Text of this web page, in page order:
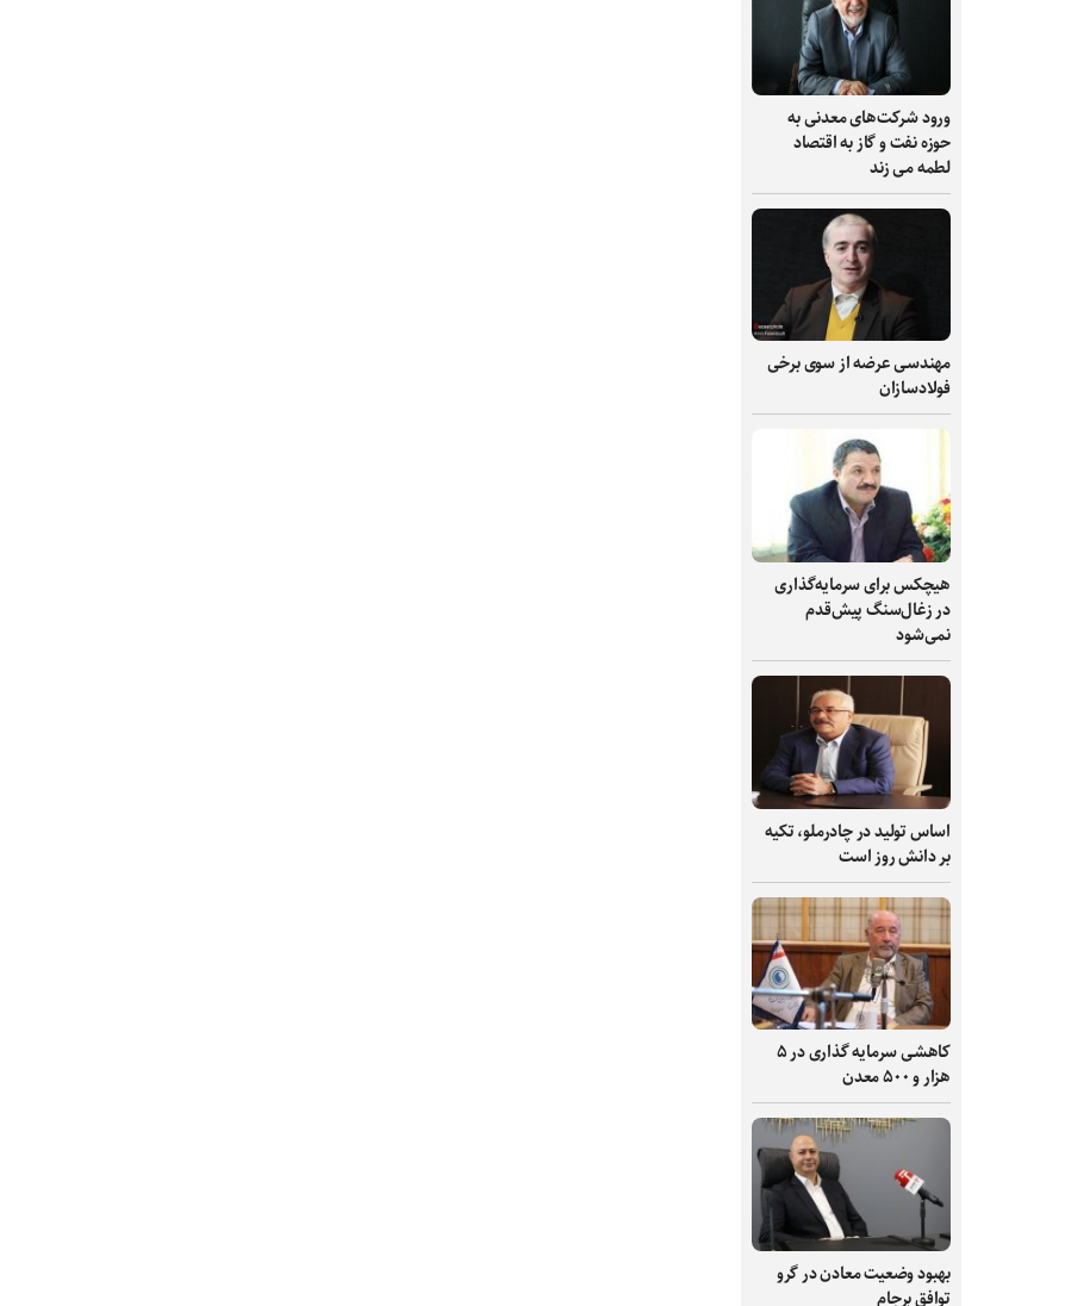
ورود شرکت‌های معدنی به
حوزه نفت و گاز به اقتصاد
لطمه می زند
مهندسی عرضه از سوی برخی
فولادسازان
هیچکس برای سرمایه‌گذاری
در زغال‌سنگ پیش‌قدم
نمی‌شود
اساس تولید در چادرملو، تکیه
بر دانش‌ روز است
کاهشی سرمایه گذاری در ۵
هزار و ۵۰۰ معدن
بهبود وضعیت معادن در گرو
توافق برجام